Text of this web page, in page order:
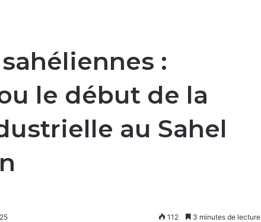
:
le début de la
au Sahel
112 3 minutes de lecture